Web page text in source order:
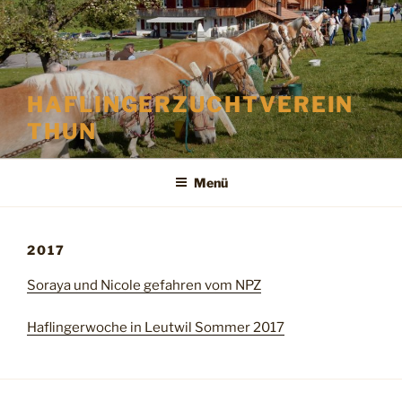
Zum
Inhalt
springen
HAFLINGERZUCHTVEREIN
THUN
Menü
2017
Soraya und Nicole gefahren vom NPZ
Haflingerwoche in Leutwil Sommer 2017